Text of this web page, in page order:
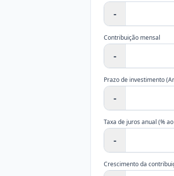
-
Contribuição mensal
-
Prazo de investimento(
-
Taxa de juros anual (%
-
Crescimento da